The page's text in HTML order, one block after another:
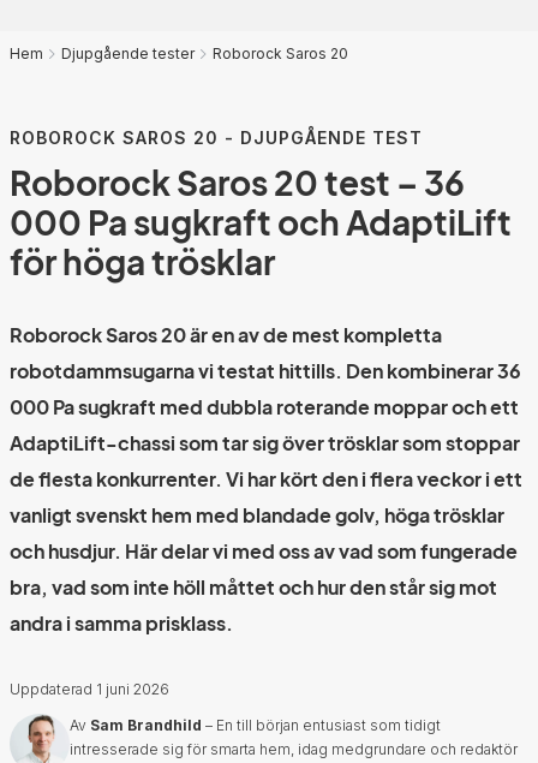
Hem Djupgående tester Roborock Saros 20
ROBOROCK SAROS 20 - DJUPGÅENDE TEST
Roborock Saros 20 test – 36
000 Pa sugkraft och AdaptiLift
för höga trösklar
Roborock Saros 20 är en av de mest kompletta
robotdammsugarna vi testat hittills. Den kombinerar 36
000 Pa sugkraft med dubbla roterande moppar och ett
AdaptiLift-chassi som tar sig över trösklar som stoppar
de flesta konkurrenter. Vi har kört den i flera veckor i ett
vanligt svenskt hem med blandade golv, höga trösklar
och husdjur. Här delar vi med oss av vad som fungerade
bra, vad som inte höll måttet och hur den står sig mot
andra i samma prisklass.
Uppdaterad 1 juni 2026
Av Sam Brandhild – En till början entusiast som tidigt
intresserade sig för smarta hem, idag medgrundare och redaktör